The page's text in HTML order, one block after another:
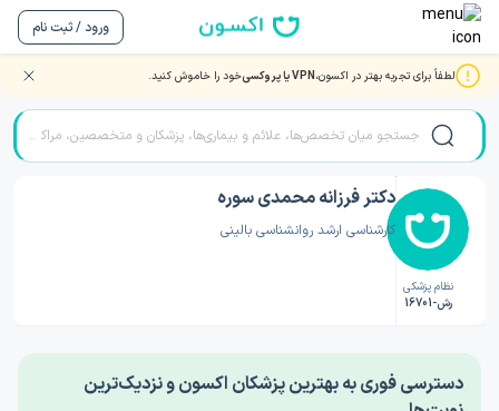
ورود / ثبت نام
لطفاً برای تجربه بهتر در اکسون،VPN یا پروکسی خود را خاموش کنید. صفحه اصلی/دکتر روانشناسی/دکتر فرزانه محمدی سوره
نظام پزشکی
رش-16701
دکتر فرزانه محمدی سوره
کارشناسی ارشد روانشناسی بالینی
‎دسترسی فوری به بهترین پزشکان اکسون و نزدیک‌ترین